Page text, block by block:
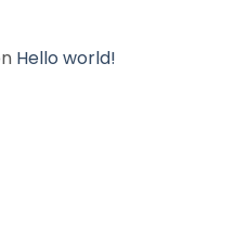
Hello world!